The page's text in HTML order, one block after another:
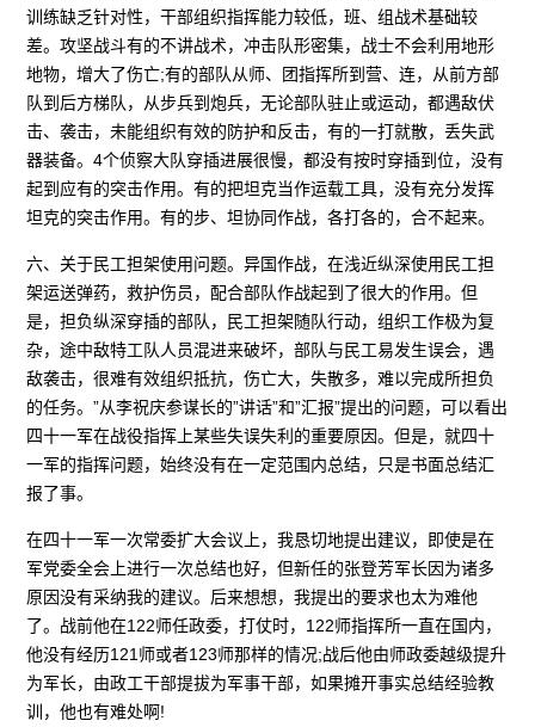
训练缺乏针对性，干部组织指挥能力较低，班、组战术基础较
差。攻坚战斗有的不讲战术，冲击队形密集，战士不会利用地形
地物，增大了伤亡;有的部队从师、团指挥所到营、连，从前方部
队到后方梯队，从步兵到炮兵，无论部队驻止或运动，都遇敌伏
击、袭击，未能组织有效的防护和反击，有的一打就散，丢失武
器装备。4个侦察大队穿插进展很慢，都没有按时穿插到位，没有
起到应有的突击作用。有的把坦克当作运载工具，没有充分发挥
坦克的突击作用。有的步、坦协同作战，各打各的，合不起来。
六、关于民工担架使用问题。异国作战，在浅近纵深使用民工担
架运送弹药，救护伤员，配合部队作战起到了很大的作用。但
是，担负纵深穿插的部队，民工担架随队行动，组织工作极为复
杂，途中敌特工队人员混进来破坏，部队与民工易发生误会，遇
敌袭击，很难有效组织抵抗，伤亡大，失散多，难以完成所担负
的任务。”从李祝庆参谋长的”讲话”和”汇报”提出的问题，可以看出
四十一军在战役指挥上某些失误失利的重要原因。但是，就四十
一军的指挥问题，始终没有在一定范围内总结，只是书面总结汇
报了事。
在四十一军一次常委扩大会议上，我恳切地提出建议，即使是在
军党委全会上进行一次总结也好，但新任的张登芳军长因为诸多
原因没有采纳我的建议。后来想想，我提出的要求也太为难他
了。战前他在122师任政委，打仗时，122师指挥所一直在国内，
他没有经历121师或者123师那样的情况;战后他由师政委越级提升
为军长，由政工干部提拔为军事干部，如果摊开事实总结经验教
训，他也有难处啊!